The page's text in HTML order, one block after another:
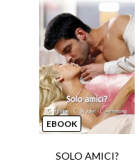
EBOOK
SOLO AMICI?